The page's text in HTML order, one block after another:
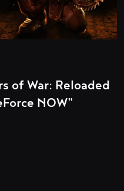
of War: Reloaded
NOW"